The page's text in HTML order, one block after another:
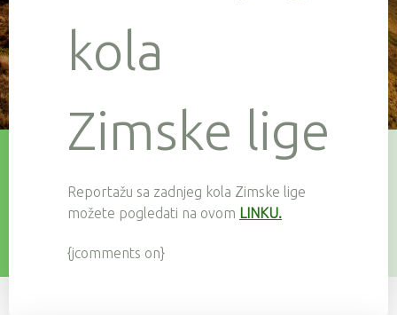
kola
Zimske lige
Reportažu sa zadnjeg kola Zimske lige
možete pogledati na ovom LINKU.
{jcomments on}